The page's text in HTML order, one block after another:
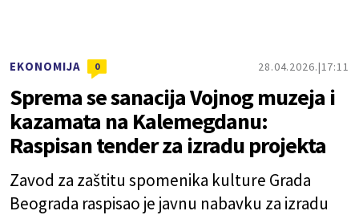
EKONOMIJA 0 28.04.2026. 17:11
Sprema se sanacija Vojnog muzeja i
kazamata na Kalemegdanu:
Raspisan tender za izradu projekta
Zavod za zaštitu spomenika kulture Grada
Beograda raspisao je javnu nabavku za izradu